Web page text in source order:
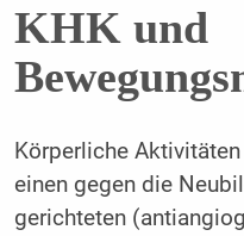
KHK und
Körperliche
einen gegen die
gerichteten